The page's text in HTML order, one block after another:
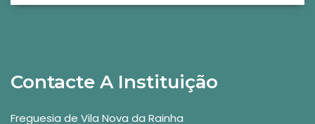
Contacte A Instituição
Freguesia de Vila Nova da Rainha